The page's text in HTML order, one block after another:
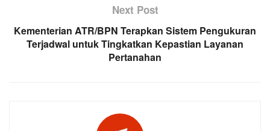
Next Post
Kementerian ATR/BPN Terapkan Sistem Pengukuran
Terjadwal untuk Tingkatkan Kepastian Layanan
Pertanahan